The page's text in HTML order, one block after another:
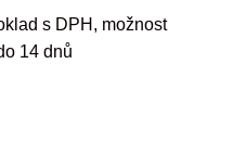
s DPH, možnost
14 dnů